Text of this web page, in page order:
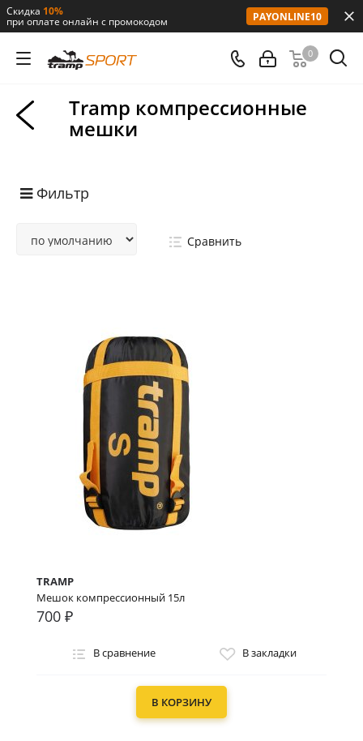
Скидка 10%
при оплате онлайн с промокодом PAYONLINE10
0
Tramp компрессионные
мешки
Фильтр
Сравнить
TRAMP
Мешок компрессионный 15л
700 ₽
В сравнение В закладки
В КОРЗИНУ